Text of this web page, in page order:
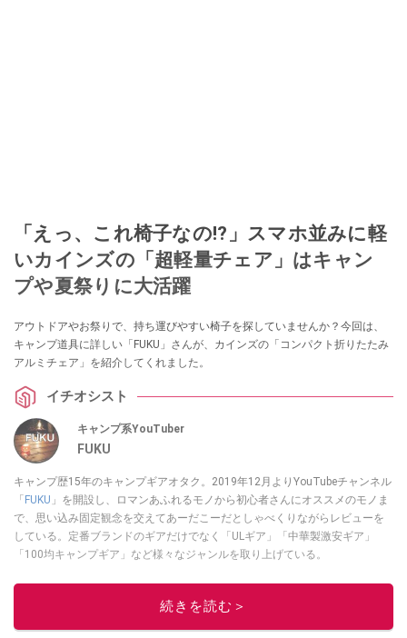
「えっ、これ椅子なの!?」スマホ並みに軽
いカインズの「超軽量チェア」はキャン
プや夏祭りに大活躍
アウトドアやお祭りで、持ち運びやすい椅子を探していませんか？今回は、
キャンプ道具に詳しい「FUKU」さんが、カインズの「コンパクト折りたたみ
アルミチェア」を紹介してくれました。
イチオシスト
キャンプ系YouTuber
FUKU
キャンプ歴15年のキャンプギアオタク。2019年12月よりYouTubeチャンネル
「FUKU 」を開設し、ロマンあふれるモノから初心者さんにオススメのモノま
で、思い込み固定観念を交えてあーだこーだとしゃべくりながらレビューを
している。定番ブランドのギアだけでなく「ULギア」「中華製激安ギア」
「100均キャンプギア」など様々なジャンルを取り上げている。
このイチオシストの他の記事を読む
続きを読む＞